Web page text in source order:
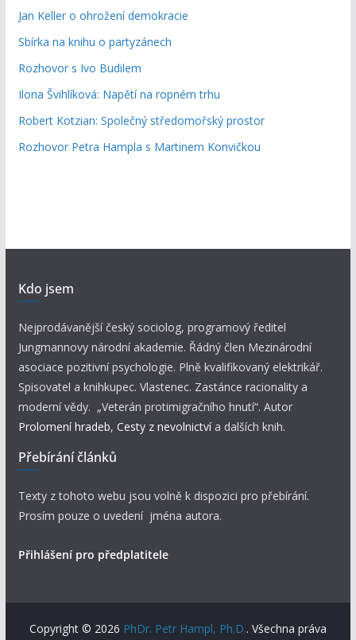
Jan Keller o ohrožení demokracie
Sbírka na knihu o partyzánech
Rozhovor s Ivo Budilem
Ilona Švihlíková: Napětí na ropném trhu
Robert Kotzian: Společný středomořský prostor
Rozhovor Petra Hampla s Martinem Konvičkou
Kdo jsem
Nejprodávanější český sociolog, programový ředitel
Jungmannovy národní akademie. Řádný člen Mezinárodní
asociace pozitivní psychologie. Plně kvalifikovaný elektrikář.
Spisovatel a knihkupec. Vlastenec. Zastánce racionality a
moderní vědy. „Veterán protimigračního hnutí“. Autor
Prolomení hradeb, Cesty z nevolnictví a dalších knih.
Přebírání článků
Texty z tohoto webu jsou volně k dispozici pro přebírání.
Prosím pouze o uvedení jména autora.
Přihlášení pro předplatitele
Copyright © 2026 PhDr. Petr Hampl, Ph.D.. Všechna práva